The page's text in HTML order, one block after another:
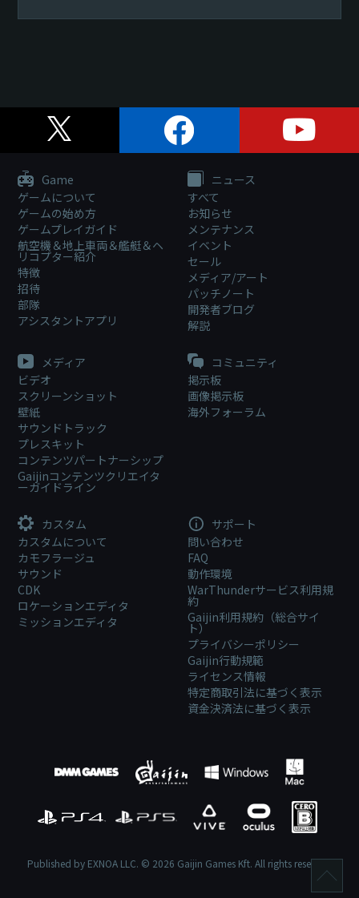
Game
ゲームについて
ゲームの始め方
ゲームプレイガイド
航空機＆地上車両＆艦艇＆ヘ
リコプター紹介
特徴
招待
部隊
アシスタントアプリ
ニュース
すべて
お知らせ
メンテナンス
イベント
セール
メディア/アート
パッチノート
開発者ブログ
解説
メディア
ビデオ
スクリーンショット
壁紙
サウンドトラック
プレスキット
コンテンツパートナーシップ
Gaijinコンテンツクリエイタ
ーガイドライン
コミュニティ
掲示板
画像掲示板
海外フォーラム
カスタム
カスタムについて
カモフラージュ
サウンド
CDK
ロケーションエディタ
ミッションエディタ
サポート
問い合わせ
FAQ
動作環境
WarThunderサービス利用規
約
Gaijin利用規約（総合サイ
ト）
プライバシーポリシー
Gaijin行動規範
ライセンス情報
特定商取引法に基づく表示
資金決済法に基づく表示
Published by EXNOA LLC. © 2026 Gaijin Games Kft. All rights reserved.